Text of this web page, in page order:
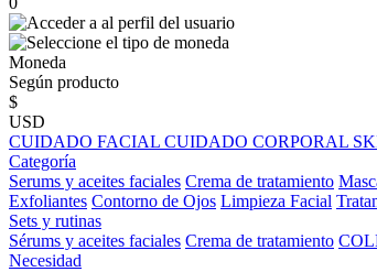
Moneda
Según producto
$
USD
CUIDADO FACIAL CUIDADO CORPORAL
Categoría
Serums y aceites faciales Crema de tratamiento
Exfoliantes Contorno de Ojos Limpieza Facial
Sets y rutinas
Sérums y aceites faciales Crema de tratamiento
Necesidad